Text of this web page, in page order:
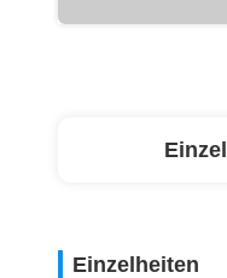
Einzelheiten